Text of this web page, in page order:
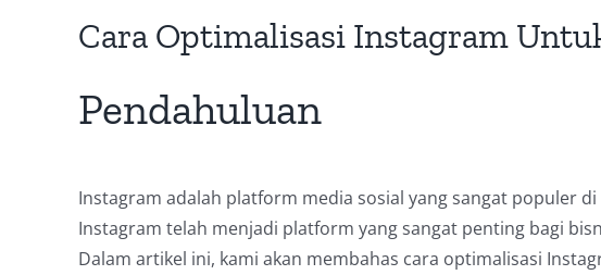
Cara Optimalisasi Instagram
Pendahuluan
Instagram adalah platform media sosial yang sangat populer
Instagram telah menjadi platform yang sangat penting bagi
Dalam artikel ini, kami akan membahas cara optimalisasi